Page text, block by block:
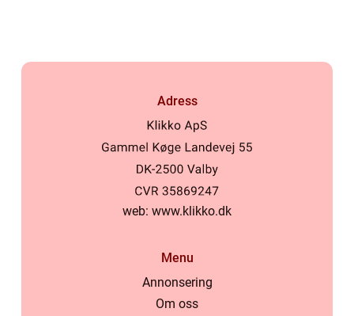
Adress
web: www.klikko.dk
Menu
Annonsering
Om oss